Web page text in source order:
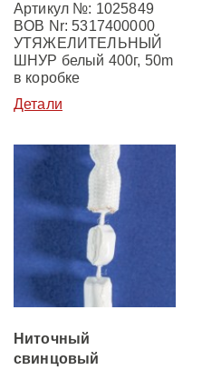
Артикул №: 1025849
BOB Nr: 5317400000
УТЯЖЕЛИТЕЛЬНЫЙ
ШНУР белый 400г, 50m
в коробке
Детали
Ниточный
свинцовый